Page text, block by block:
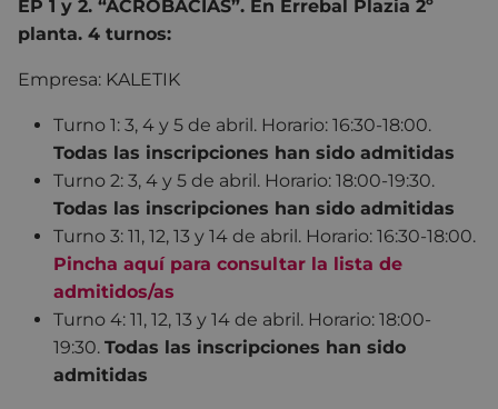
EP 1 y 2. “ACROBACIAS”. En Errebal Plazia 2º
planta. 4 turnos:
Empresa: KALETIK
Turno 1: 3, 4 y 5 de abril. Horario: 16:30-18:00.
Todas las inscripciones han sido admitidas
Turno 2: 3, 4 y 5 de abril. Horario: 18:00-19:30.
Todas las inscripciones han sido admitidas
Turno 3: 11, 12, 13 y 14 de abril. Horario: 16:30-18:00.
Pincha aquí para consultar la lista de
admitidos/as
Turno 4: 11, 12, 13 y 14 de abril. Horario: 18:00-
19:30. Todas las inscripciones han sido
admitidas